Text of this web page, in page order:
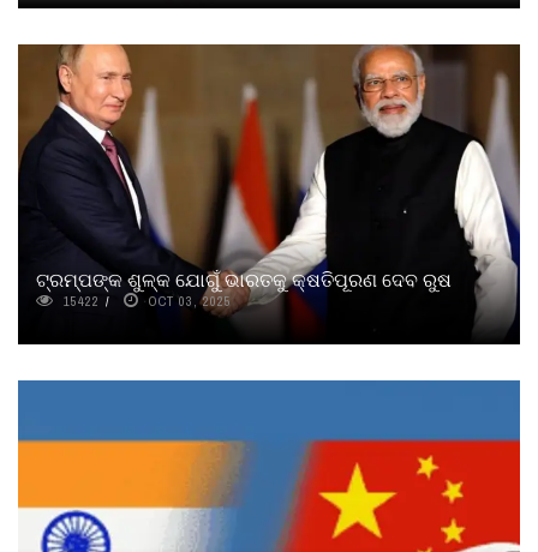
ଟ୍ରମ୍ପଙ୍କ ଶୁଳ୍କ ଯୋଗୁଁ ଭାରତକୁ କ୍ଷତିପୂରଣ ଦେବ ରୁଷ
15422 OCT 03, 2025